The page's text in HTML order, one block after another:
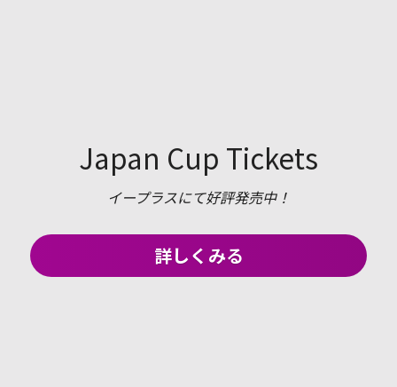
Japan Cup Tickets
イープラスにて好評発売中！
詳しくみる